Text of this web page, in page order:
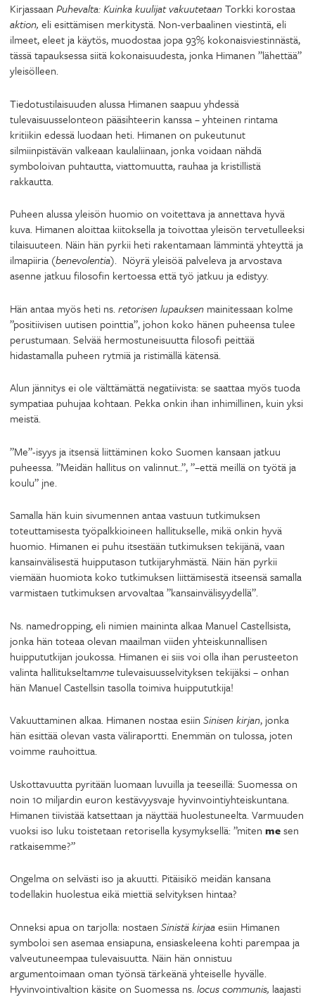
Kirjassaan Puhevalta: Kuinka kuulijat vakuutetaanTorkki korostaa
aktion, eli esittämisen merkitystä. Non-verbaalinen viestintä, eli
ilmeet, eleet ja käytös, muodostaa jopa 93% kokonaisviestinnästä,
tässä tapauksessa siitä kokonaisuudesta, jonka Himanen ”lähettää”
yleisölleen.
Tiedotustilaisuuden alussa Himanen saapuu yhdessä
tulevaisuusselonteon pääsihteerin kanssa – yhteinen rintama
kritiikin edessä luodaan heti. Himanen on pukeutunut
silmiinpistävän valkeaan kaulaliinaan, jonka voidaan nähdä
symboloivan puhtautta, viattomuutta, rauhaa ja kristillistä
rakkautta.
Puheen alussa yleisön huomio on voitettava ja annettava hyvä
kuva. Himanen aloittaa kiitoksella ja toivottaa yleisön tervetulleeksi
tilaisuuteen. Näin hän pyrkii heti rakentamaan lämmintä yhteyttä ja
ilmapiiria (benevolentia). Nöyrä yleisöä palveleva ja arvostava
asenne jatkuu filosofin kertoessa että työ jatkuu ja edistyy.
Hän antaa myös heti ns.retorisen lupauksen mainitessaan kolme
”positiivisen uutisen pointtia”, johon koko hänen puheensa tulee
perustumaan. Selvää hermostuneisuutta filosofi peittää
hidastamalla puheen rytmiä ja ristimällä kätensä.
Alun jännitys ei ole välttämättä negatiivista: se saattaa myös tuoda
sympatiaa puhujaa kohtaan. Pekka onkin ihan inhimillinen, kuin yksi
meistä.
”Me”-isyys ja itsensä liittäminen koko Suomen kansaan jatkuu
puheessa. ”Meidän hallitus on valinnut..”, ”–että meillä on työtä ja
koulu” jne.
Samalla hän kuin sivumennen antaa vastuun tutkimuksen
toteuttamisesta työpalkkioineen hallitukselle, mikä onkin hyvä
huomio. Himanen ei puhu itsestään tutkimuksen tekijänä, vaan
kansainvälisestä huipputason tutkijaryhmästä. Näin hän pyrkii
viemään huomiota koko tutkimuksen liittämisestä itseensä samalla
varmistaen tutkimuksen arvovaltaa ”kansainvälisyydellä”.
Ns. namedropping, eli nimien maininta alkaa Manuel Castellsista,
jonka hän toteaa olevan maailman viiden yhteiskunnallisen
huippututkijan joukossa. Himanen ei siis voi olla ihan perusteeton
valinta hallitukseltammetulevaisuusselvityksen tekijäksi – onhan
hän Manuel Castellsin tasolla toimiva huippututkija!
Vakuuttaminen alkaa. Himanen nostaa esiin Sinisen kirjan, jonka
hän esittää olevan vasta väliraportti. Enemmän on tulossa, joten
voimme rauhoittua.
Uskottavuutta pyritään luomaan luvuilla ja teeseillä: Suomessa on
noin 10 miljardin euron kestävyysvaje hyvinvointiyhteiskuntana.
Himanen tiivistää katsettaan ja näyttää huolestuneelta. Varmuuden
vuoksi iso luku toistetaan retorisella kysymyksellä: ”miten mesen
ratkaisemme?”
Ongelma on selvästi iso ja akuutti. Pitäisikö meidän kansana
todellakin huolestua eikä miettiä selvityksen hintaa?
Onneksi apua on tarjolla: nostaen Sinistä kirjaaesiin Himanen
symboloi sen asemaa ensiapuna, ensiaskeleena kohti parempaa ja
valveutuneempaa tulevaisuutta. Näin hän onnistuu
argumentoimaan oman työnsä tärkeänä yhteiselle hyvälle.
Hyvinvointivaltion käsite on Suomessa ns.locus communis, laajasti